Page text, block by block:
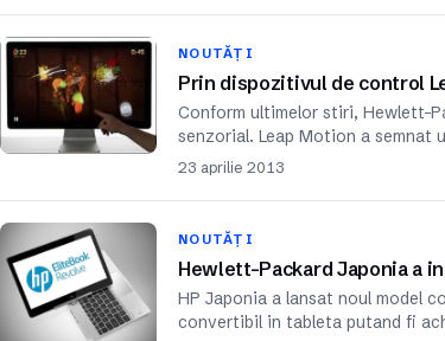
NOUTĂȚI
Prin dispozitivul de control
Conform ultimelor stiri, Hewlett-
senzorial. Leap Motion a semnat
23 aprilie 2013
NOUTĂȚI
Hewlett-Packard Japonia a
HP Japonia a lansat noul model
convertibil in tableta putand fi